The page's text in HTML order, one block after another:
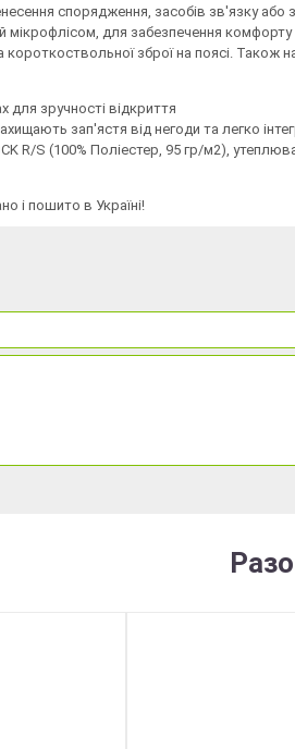
спорядження, засобів зв'язку або
мікрофлісом, для забезпечення
зброї на поясі. Також
для зручності відкриття
зап'ястя від негоди та легко
R/S (100% Поліестер, 95 гр/м2),
і пошито в Україні!